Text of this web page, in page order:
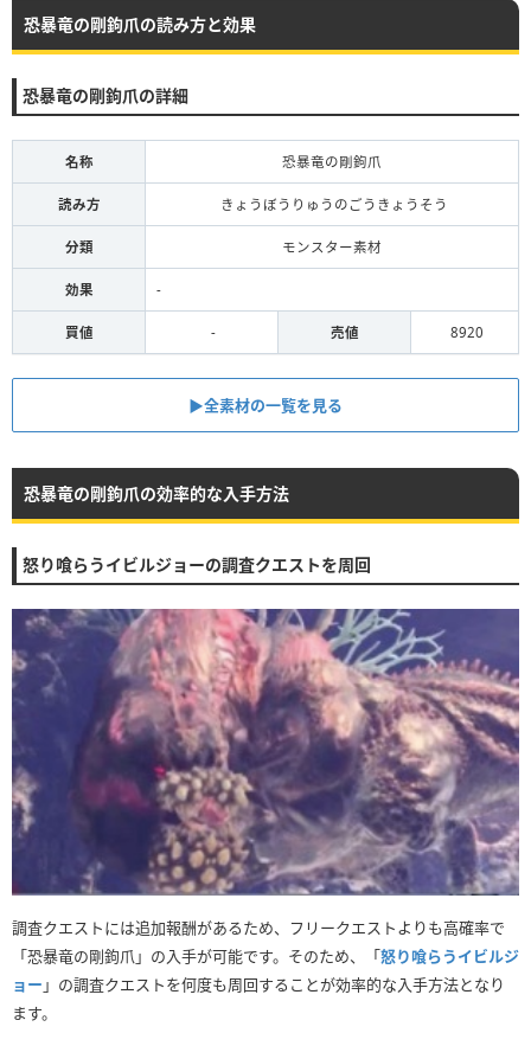
恐暴竜の剛鉤爪の読み方と効果
恐暴竜の剛鉤爪の詳細
名称 恐暴竜の剛鉤爪
読み方 きょうぼうりゅうのごうきょうそう
分類 モンスター素材
効果 -
買値 - 売値 8920
▶全素材の一覧を見る
恐暴竜の剛鉤爪の効率的な入手方法
怒り喰らうイビルジョーの調査クエストを周回
調査クエストには追加報酬があるため、フリークエストよりも高確率で
「恐暴竜の剛鉤爪」の入手が可能です。そのため、「怒り喰らうイビルジ
ョー 」の調査クエストを何度も周回することが効率的な入手方法となり
ます。